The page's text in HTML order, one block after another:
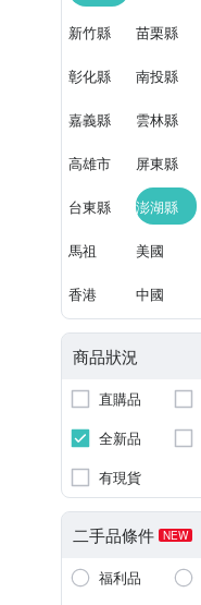
新竹縣 苗栗縣
彰化縣 南投縣
嘉義縣 雲林縣
高雄市 屏東縣
台東縣 澎湖縣
馬祖 美國
香港 中國
商品狀況
直購品
全新品
有現貨
二手品條件 NEW
福利品